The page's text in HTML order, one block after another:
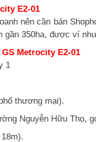
E2-01
nên cần bán
350ha, được ví
Metrocity E2-01
1
thương mại).
Nguyễn Hữu Thọ,